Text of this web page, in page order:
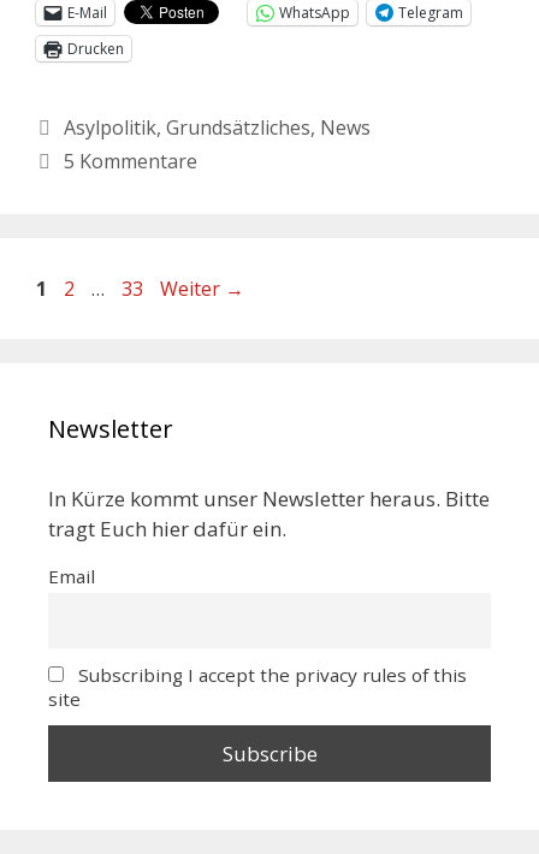
E-Mail
WhatsApp
Telegram
Drucken
Asylpolitik, Grundsätzliches, News
5 Kommentare
1 2 … 33 Weiter →
Newsletter
In Kürze kommt unser Newsletter heraus. Bitte
tragt Euch hier dafür ein.
Email
Subscribing I accept the privacy rules of this
site